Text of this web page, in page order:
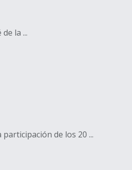
la ...
de los 20 ...